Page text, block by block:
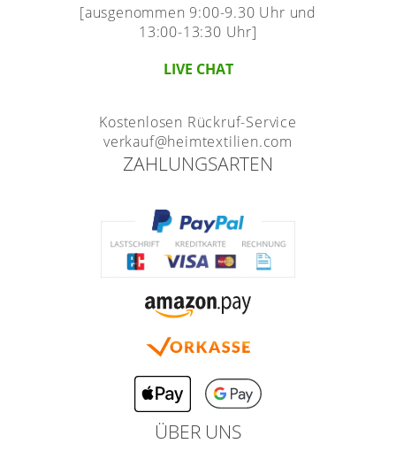
[ausgenommen 9:00-9.30 Uhr und
13:00-13:30 Uhr]
LIVE CHAT
Kostenlosen Rückruf-Service
verkauf@heimtextilien.com
ZAHLUNGSARTEN
ÜBER UNS